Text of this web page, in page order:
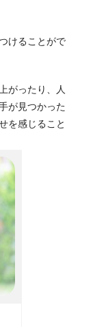
けることがで
がったり、人
が見つかった
を感じること